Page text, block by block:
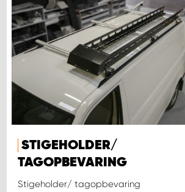
STIGEHOLDER/
TAGOPBEVARING
Stigeholder/ tagopbevaring